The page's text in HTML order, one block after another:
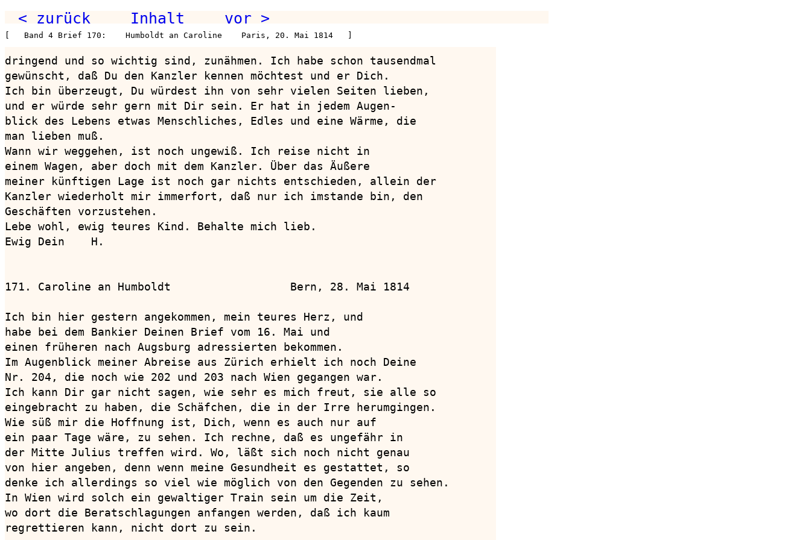
< zurück Inhalt vor >
[   Band 4 Brief 170:    Humboldt an Caroline    Paris, 20. Mai 1814   ]
dringend und so wichtig sind, zunähmen. Ich habe schon tausendmal
gewünscht, daß Du den Kanzler kennen möchtest und er Dich.
Ich bin überzeugt, Du würdest ihn von sehr vielen Seiten lieben,
und er würde sehr gern mit Dir sein. Er hat in jedem Augen-
blick des Lebens etwas Menschliches, Edles und eine Wärme, die
man lieben muß.
Wann wir weggehen, ist noch ungewiß. Ich reise nicht in
einem Wagen, aber doch mit dem Kanzler. Über das Äußere
meiner künftigen Lage ist noch gar nichts entschieden, allein der
Kanzler wiederholt mir immerfort, daß nur ich imstande bin, den
Geschäften vorzustehen.
Lebe wohl, ewig teures Kind. Behalte mich lieb.
Ewig Dein    H.
171. Caroline an Humboldt                  Bern, 28. Mai 1814
Ich bin hier gestern angekommen, mein teures Herz, und
habe bei dem Bankier Deinen Brief vom 16. Mai und
einen früheren nach Augsburg adressierten bekommen.
Im Augenblick meiner Abreise aus Zürich erhielt ich noch Deine
Nr. 204, die noch wie 202 und 203 nach Wien gegangen war.
Ich kann Dir gar nicht sagen, wie sehr es mich freut, sie alle so
eingebracht zu haben, die Schäfchen, die in der Irre herumgingen.
Wie süß mir die Hoffnung ist, Dich, wenn es auch nur auf
ein paar Tage wäre, zu sehen. Ich rechne, daß es ungefähr in
der Mitte Julius treffen wird. Wo, läßt sich noch nicht genau
von hier angeben, denn wenn meine Gesundheit es gestattet, so
denke ich allerdings so viel wie möglich von den Gegenden zu sehen.
In Wien wird solch ein gewaltiger Train sein um die Zeit,
wo dort die Beratschlagungen anfangen werden, daß ich kaum
regrettieren kann, nicht dort zu sein.